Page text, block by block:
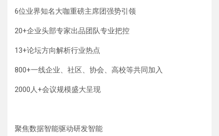
6位业界知名大咖重磅主席团强势引领
20+企业头部专家出品团队专业把控
13+论坛方向解析行业热点
800+一线企业、社区、协会、高校等共同加入
2000人+会议规模盛大呈现
聚焦数据智能驱动研发智能